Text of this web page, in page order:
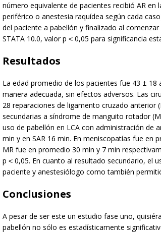
número equivalente de pacientes recibió AR en
periférico o anestesia raquídea según cada
del paciente a pabellón y finalizado al
STATA 10.0, valor p ˂ 0,05 para significancia
Resultados
La edad promedio de los pacientes fue 43 ±
manera adecuada, sin efectos adversos. Las
28 reparaciones de ligamento cruzado anterior
secundarias a síndrome de manguito rotador
uso de pabellón en LCA con administración de
min y en SAR 16 min. En meniscopatías fue en
MR fue en promedio 30 min y 7 min
p ˂ 0,05. En cuanto al resultado secundario, el
paciente y anestesiólogo como también
Conclusiones
A pesar de ser este un estudio fase uno,
pabellón no sólo es estadísticamente